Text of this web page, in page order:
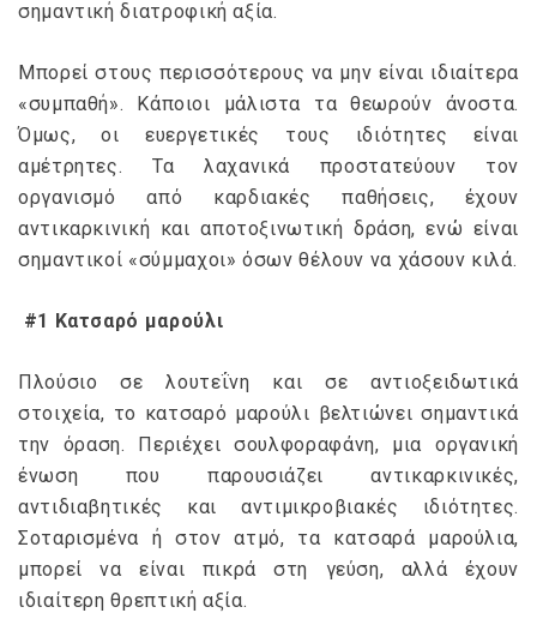
σημαντική διατροφική αξία.
Μπορεί στους περισσότερους να μην είναι ιδιαίτερα
«συμπαθή». Κάποιοι μάλιστα τα θεωρούν άνοστα.
Όμως, οι ευεργετικές τους ιδιότητες είναι
αμέτρητες. Τα λαχανικά προστατεύουν τον
οργανισμό από καρδιακές παθήσεις, έχουν
αντικαρκινική και αποτοξινωτική δράση, ενώ είναι
σημαντικοί «σύμμαχοι» όσων θέλουν να χάσουν κιλά.
#1 Κατσαρό μαρούλι
Πλούσιο σε λουτεΐνη και σε αντιοξειδωτικά
στοιχεία, το κατσαρό μαρούλι βελτιώνει σημαντικά
την όραση. Περιέχει σουλφοραφάνη, μια οργανική
ένωση που παρουσιάζει αντικαρκινικές,
αντιδιαβητικές και αντιμικροβιακές ιδιότητες.
Σοταρισμένα ή στον ατμό, τα κατσαρά μαρούλια,
μπορεί να είναι πικρά στη γεύση, αλλά έχουν
ιδιαίτερη θρεπτική αξία.